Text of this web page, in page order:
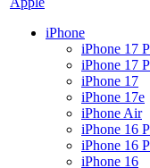
iPhone
iPhone 17
iPhone 17
iPhone 17
iPhone 17e
iPhone Air
iPhone 16
iPhone 16
iPhone 16